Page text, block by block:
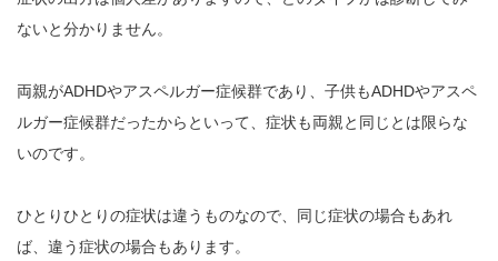
ないと分かりません。
両親がADHDやアスペルガー症候群であり、子供もADHDやアスペ
ルガー症候群だったからといって、症状も両親と同じとは限らな
いのです。
ひとりひとりの症状は違うものなので、同じ症状の場合もあれ
ば、違う症状の場合もあります。